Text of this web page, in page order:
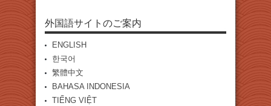
外国語サイトのご案内
ENGLISH
한국어
繁體中文
BAHASA INDONESIA
TIẾNG VIỆT